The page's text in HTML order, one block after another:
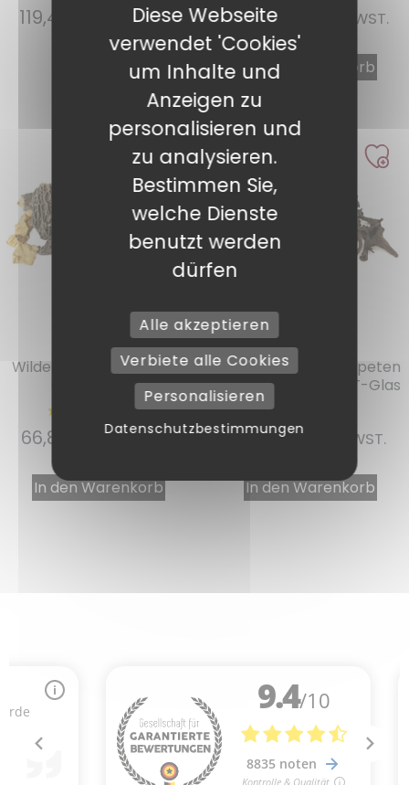
119,47 INKL. MWST.
Weiterlesen
86,60 INKL. MWST.
In den Warenkorb
Ref. : 11500
Wilde Morcheln Traiteur
60/40 500 gr
66,87 INKL. MWST.
In den Warenkorb
Ref. : 11508
Getrocknete Trompeten
extra 500 gr im PET-Glas
57,17€ INKL. MWST.
In den Warenkorb
Diese Webseite
verwendet 'Cookies'
um Inhalte und
Anzeigen zu
personalisieren und
zu analysieren.
Bestimmen Sie,
welche Dienste
benutzt werden
dürfen
Alle akzeptieren
Verbiete alle Cookies
Personalisieren
Datenschutzbestimmungen